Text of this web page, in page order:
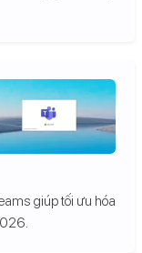
giúp tối ưu hóa